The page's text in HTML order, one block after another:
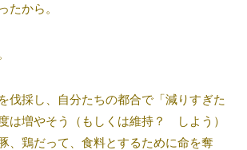
たから。
伐採し、自分たちの都合で「減りすぎた
は増やそう（もしくは維持？ しよう）
、鶏だって、食料とするために命を奪